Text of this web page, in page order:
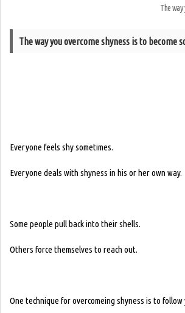
The
The way you overcome shyness is to
Everyone feels shy sometimes.
Everyone deals with shyness in his or her own way.
Some people pull back into their shells.
Others force themselves to reach out.
One technique for overcomeing shyness is to